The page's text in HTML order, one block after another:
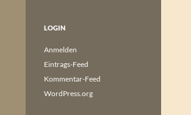
LOGIN
Anmelden
Eintrags-Feed
Kommentar-Feed
WordPress.org